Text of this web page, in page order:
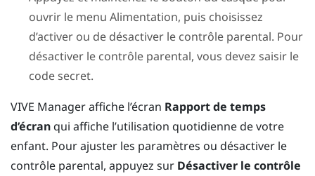
ouvrir le menu Alimentation, puis choisissez
d’activer ou de désactiver le contrôle parental. Pour
désactiver le contrôle parental, vous devez saisir le
code secret.
VIVE Manageraffiche l’écran Rapport de temps
d’écran qui affiche l’utilisation quotidienne de votre
enfant. Pour ajuster les paramètres ou désactiver le
contrôle parental, appuyez sur Désactiver le contrôle